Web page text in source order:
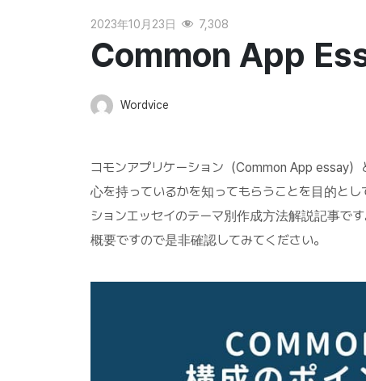
2023年10月23日 7,308
Common App
Wordvice
コモンアプリケーション（Common App essay
心を持っているかを知ってもらうことを目的と
ションエッセイのテーマ別作成方法解説記事で
概要ですので是非確認してみてください。